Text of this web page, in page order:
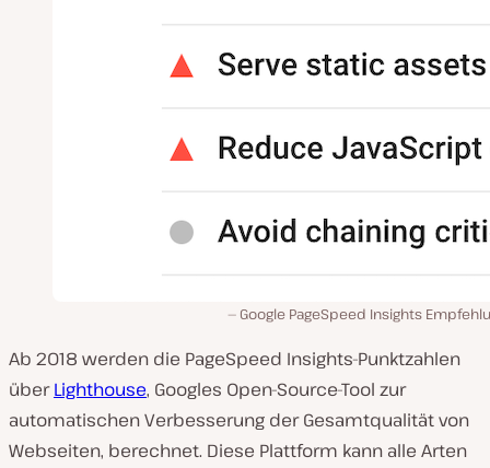
Google PageSpeed Insights
Ab 2018 werden die PageSpeed Insights-Punktzahlen
überLighthouse, Googles Open-Source-Tool zur
automatischen Verbesserung der Gesamtqualität von
Webseiten, berechnet. Diese Plattform kann alle Arten